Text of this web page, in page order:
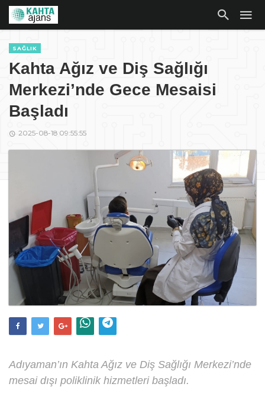
SAĞLIK
Kahta Ağız ve Diş Sağlığı
Merkezi’nde Gece Mesaisi
Başladı
2025-08-18 09:55:55
Adıyaman’ın Kahta Ağız ve Diş Sağlığı Merkezi’nde
mesai dışı poliklinik hizmetleri başladı.